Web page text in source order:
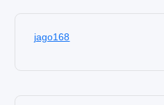
jago168